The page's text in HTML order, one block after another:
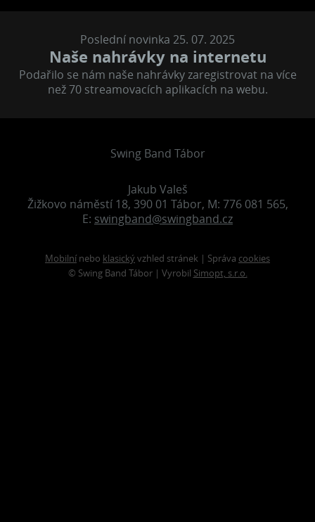
Poslední novinka 25. 07. 2025
Naše nahrávky na internetu
Podařilo se nám naše nahrávky zaregistrovat na více
než 70 streamovacích aplikacích na webu.
Swing Band Tábor
Jakub Valeš
Žižkovo náměstí 18, 390 01 Tábor, M: 776 081 565,
E: swingband@swingband.cz
Mobilní nebo klasickývzhled stránek | Správa cookies
© Swing Band Tábor | Vyrobil Simopt, s.r.o.